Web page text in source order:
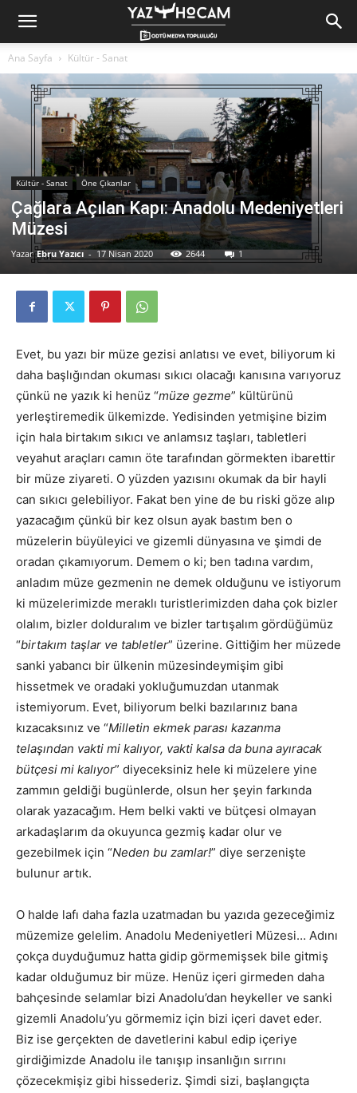
Yaz
Hocam!
Ana Sayfa Kültür - Sanat
Kültür - Sanat Öne Çıkanlar
Çağlara Açılan Kapı: Anadolu Medeniyetleri
Müzesi
Yazar Ebru Yazıcı - 17 Nisan 2020 2644 1
Evet, bu yazı bir müze gezisi anlatısı ve evet, biliyorum ki
daha başlığından okuması sıkıcı olacağı kanısına varıyoruz
çünkü ne yazık ki henüz “müze gezme” kültürünü
yerleştiremedik ülkemizde. Yedisinden yetmişine bizim
için hala birtakım sıkıcı ve anlamsız taşları, tabletleri
veyahut araçları camın öte tarafından görmekten ibarettir
bir müze ziyareti. O yüzden yazısını okumak da bir hayli
can sıkıcı gelebiliyor. Fakat ben yine de bu riski göze alıp
yazacağım çünkü bir kez olsun ayak bastım ben o
müzelerin büyüleyici ve gizemli dünyasına ve şimdi de
oradan çıkamıyorum. Demem o ki; ben tadına vardım,
anladım müze gezmenin ne demek olduğunu ve istiyorum
ki müzelerimizde meraklı turistlerimizden daha çok bizler
olalım, bizler dolduralım ve bizler tartışalım gördüğümüz
“birtakım taşlar ve tabletler” üzerine. Gittiğim her müzede
sanki yabancı bir ülkenin müzesindeymişim gibi
hissetmek ve oradaki yokluğumuzdan utanmak
istemiyorum. Evet, biliyorum belki bazılarınız bana
kızacaksınız ve “Milletin ekmek parası kazanma
telaşından vakti mi kalıyor, vakti kalsa da buna ayıracak
bütçesi mi kalıyor” diyeceksiniz hele ki müzelere yine
zammın geldiği bugünlerde, olsun her şeyin farkında
olarak yazacağım. Hem belki vakti ve bütçesi olmayan
arkadaşlarım da okuyunca gezmiş kadar olur ve
gezebilmek için “Neden bu zamlar!” diye serzenişte
bulunur artık.
O halde lafı daha fazla uzatmadan bu yazıda gezeceğimiz
müzemize gelelim. Anadolu Medeniyetleri Müzesi… Adını
çokça duyduğumuz hatta gidip görmemişsek bile gitmiş
kadar olduğumuz bir müze. Henüz içeri girmeden daha
bahçesinde selamlar bizi Anadolu’dan heykeller ve sanki
gizemli Anadolu’yu görmemiz için bizi içeri davet eder.
Biz ise gerçekten de davetlerini kabul edip içeriye
girdiğimizde Anadolu ile tanışıp insanlığın sırrını
çözecekmişiz gibi hissederiz. Şimdi sizi, başlangıçta